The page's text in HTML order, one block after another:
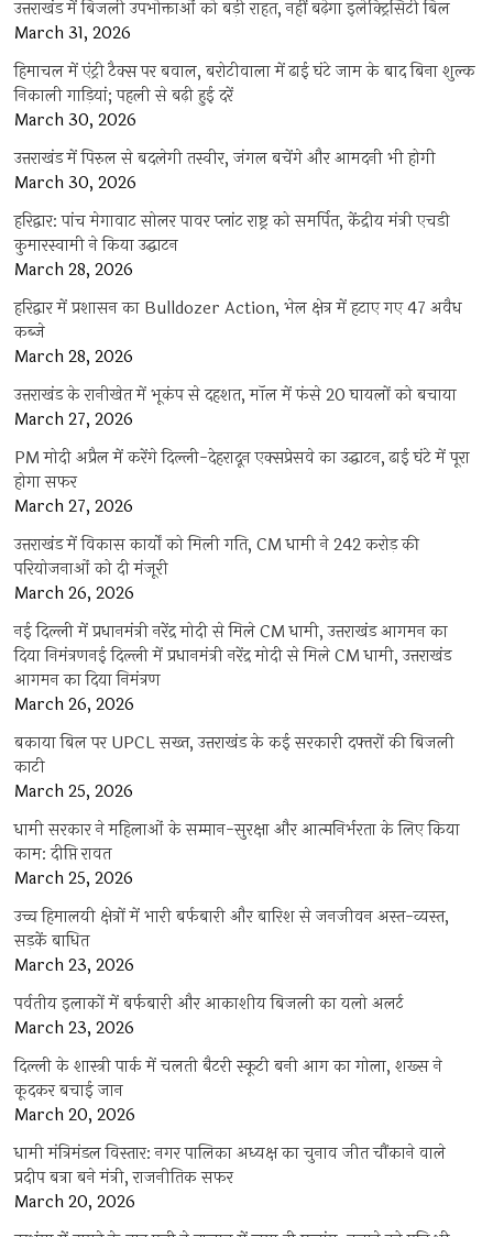
उत्तराखंड में बिजली उपभोक्ताओं को बड़ी राहत, नहीं बढ़ेगा इलेक्ट्रिसिटी बिल
March 31, 2026
हिमाचल में एंट्री टैक्स पर बवाल, बरोटीवाला में ढाई घंटे जाम के बाद बिना शुल्क
निकाली गाड़ियां; पहली से बढ़ी हुई दरें
March 30, 2026
उत्तराखंड में पिरुल से बदलेगी तस्वीर, जंगल बचेंगे और आमदनी भी होगी
March 30, 2026
हरिद्वार: पांच मेगावाट सोलर पावर प्लांट राष्ट्र को समर्पित, केंद्रीय मंत्री एचडी
कुमारस्वामी ने किया उद्घाटन
March 28, 2026
हरिद्वार में प्रशासन का Bulldozer Action, भेल क्षेत्र में हटाए गए 47 अवैध
कब्जे
March 28, 2026
उत्तराखंड के रानीखेत में भूकंप से दहशत, मॉल में फंसे 20 घायलों को बचाया
March 27, 2026
PM मोदी अप्रैल में करेंगे दिल्ली-देहरादून एक्सप्रेसवे का उद्घाटन, ढाई घंटे में पूरा
होगा सफर
March 27, 2026
उत्तराखंड में विकास कार्यों को मिली गति, CM धामी ने 242 करोड़ की
परियोजनाओं को दी मंजूरी
March 26, 2026
नई दिल्ली में प्रधानमंत्री नरेंद्र मोदी से मिले CM धामी, उत्तराखंड आगमन का
दिया निमंत्रणनई दिल्ली में प्रधानमंत्री नरेंद्र मोदी से मिले CM धामी, उत्तराखंड
आगमन का दिया निमंत्रण
March 26, 2026
बकाया बिल पर UPCL सख्त, उत्तराखंड के कई सरकारी दफ्तरों की बिजली
काटी
March 25, 2026
धामी सरकार ने महिलाओं के सम्मान-सुरक्षा और आत्मनिर्भरता के लिए किया
काम: दीप्ति रावत
March 25, 2026
उच्च हिमालयी क्षेत्रों में भारी बर्फबारी और बारिश से जनजीवन अस्त-व्यस्त,
सड़कें बाधित
March 23, 2026
पर्वतीय इलाकों में बर्फबारी और आकाशीय बिजली का यलो अलर्ट
March 23, 2026
दिल्ली के शास्त्री पार्क में चलती बैटरी स्कूटी बनी आग का गोला, शख्स ने
कूदकर बचाई जान
March 20, 2026
धामी मंत्रिमंडल विस्तार: नगर पालिका अध्यक्ष का चुनाव जीत चौंकाने वाले
प्रदीप बत्रा बने मंत्री, राजनीतिक सफर
March 20, 2026